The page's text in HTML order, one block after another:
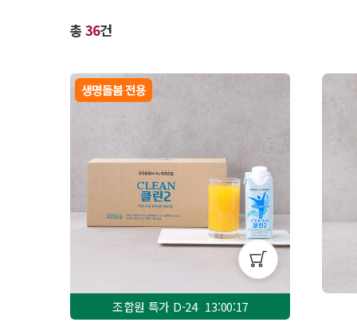
총36건
생명돌봄 전용
조합원 특가 D-24 13:00:16